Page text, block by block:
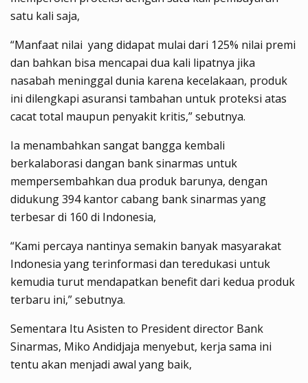
satu kali saja,
“Manfaat nilai yang didapat mulai dari 125% nilai premi
dan bahkan bisa mencapai dua kali lipatnya jika
nasabah meninggal dunia karena kecelakaan, produk
ini dilengkapi asuransi tambahan untuk proteksi atas
cacat total maupun penyakit kritis,” sebutnya.
Ia menambahkan sangat bangga kembali
berkalaborasi dangan bank sinarmas untuk
mempersembahkan dua produk barunya, dengan
didukung 394 kantor cabang bank sinarmas yang
terbesar di 160 di Indonesia,
“Kami percaya nantinya semakin banyak masyarakat
Indonesia yang terinformasi dan teredukasi untuk
kemudia turut mendapatkan benefit dari kedua produk
terbaru ini,” sebutnya.
Sementara Itu Asisten to President director Bank
Sinarmas, Miko Andidjaja menyebut, kerja sama ini
tentu akan menjadi awal yang baik,